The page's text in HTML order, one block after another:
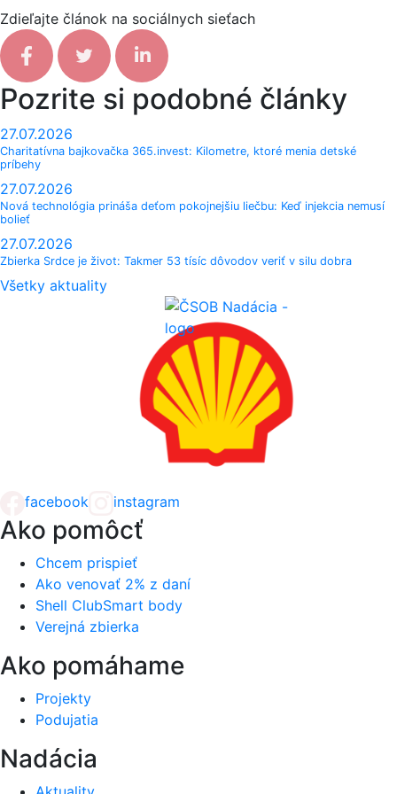
Zdieľajte článok na sociálnych sieťach
Facebook share
Tweet Linkedin share
Pozrite si podobné články
27.07.2026
Charitatívna bajkovačka 365.invest: Kilometre, ktoré menia detské
príbehy
27.07.2026
Nová technológia prináša deťom pokojnejšiu liečbu: Keď injekcia nemusí
bolieť
27.07.2026
Zbierka Srdce je život: Takmer 53 tísíc dôvodov veriť v silu dobra
Všetky aktuality
facebook instagram
Ako pomôcť
Chcem prispieť
Ako venovať 2% z daní
Shell ClubSmart body
Verejná zbierka
Ako pomáhame
Projekty
Podujatia
Nadácia